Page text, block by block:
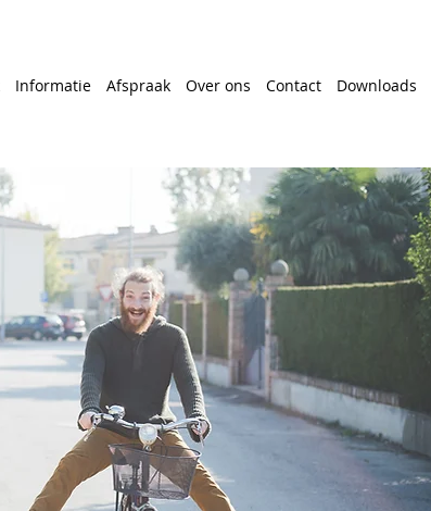
Informatie Afspraak Over ons Contact Downloads